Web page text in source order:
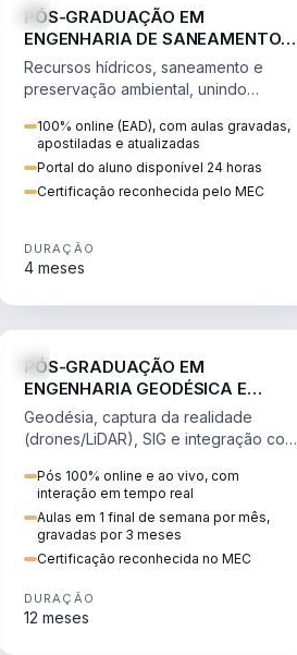
PÓS-GRADUAÇÃO EM
ENGENHARIA DE SANEAMENTO E
PRESERVAÇÃO AMBIENTAL
Recursos hídricos, saneamento e
preservação ambiental, unindo
projetos.
100% online (EAD), com aulas gravadas,
apostiladas e atualizadas
Portal do aluno disponível 24 horas
Certificação reconhecida pelo MEC
DURAÇÃO
4 meses
PÓS-GRADUAÇÃO EM
ENGENHARIA GEODÉSICA E
GEOTECNOLOGIAS
Geodésia, captura da realidade
(drones/LiDAR), SIG e integração com
territorial.
Pós 100% online e ao vivo, com
interação em tempo real
Aulas em 1 final de semana por mês,
gravadas por 3 meses
Certificação reconhecida no MEC
DURAÇÃO
12 meses